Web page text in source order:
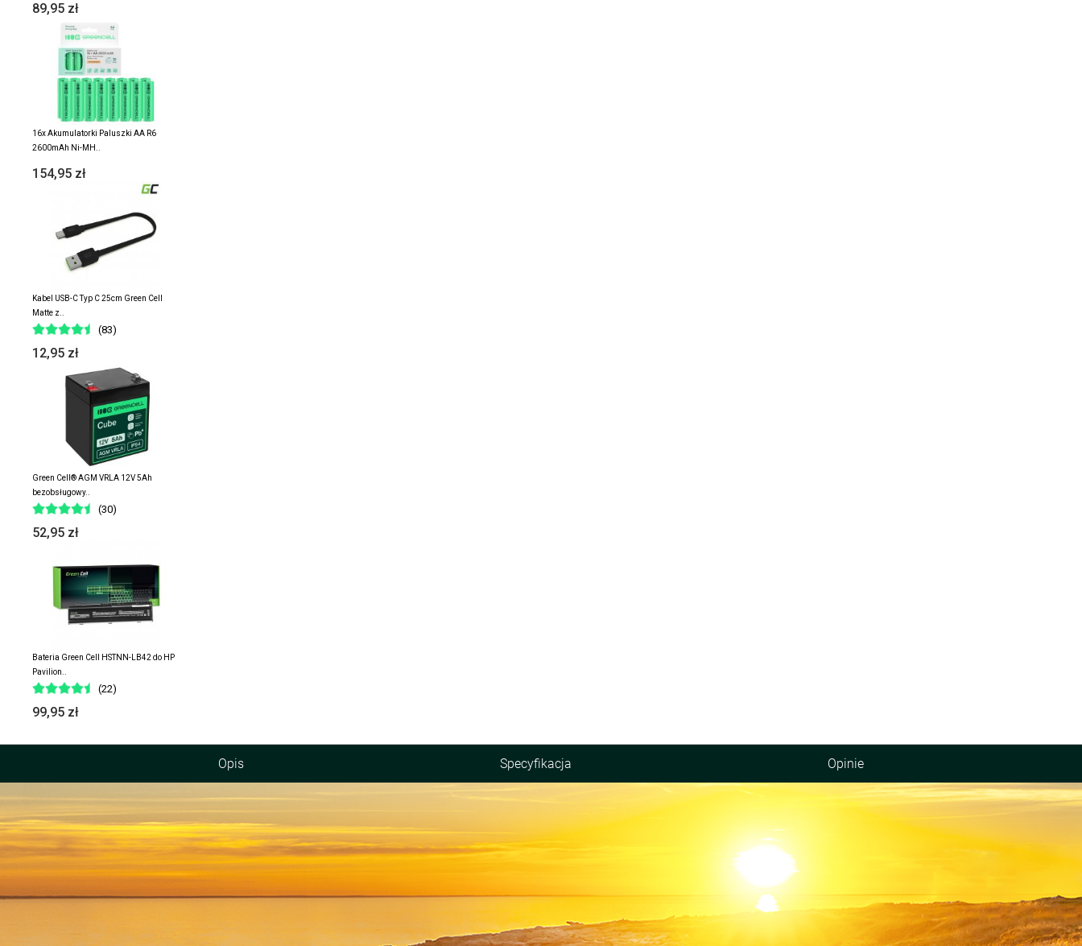
89,95 zł
16x Akumulatorki Paluszki AA R6
2600mAh Ni-MH..
154,95 zł
Kabel USB-C Typ C 25cm Green Cell
Matte z..
(83)
12,95 zł
Green Cell® AGM VRLA 12V 5Ah
bezobsługowy..
(30)
52,95 zł
Bateria Green Cell HSTNN-LB42 do HP
Pavilion..
(22)
99,95 zł
Opis Specyfikacja Opinie